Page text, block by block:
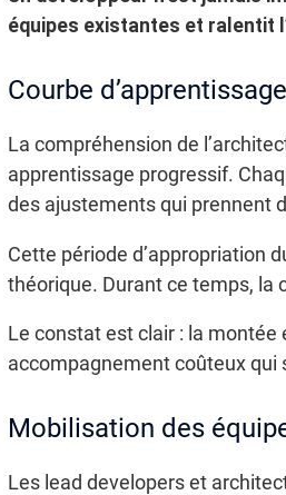
équipes existantes et ralentit
Courbe
La compréhension de
apprentissage progressif.
des ajustements qui prennent
Cette période d’appropriation
théorique. Durant ce temps, la
Le constat est clair : la
accompagnement coûteux qui
Mobilisation des
Les lead developers et